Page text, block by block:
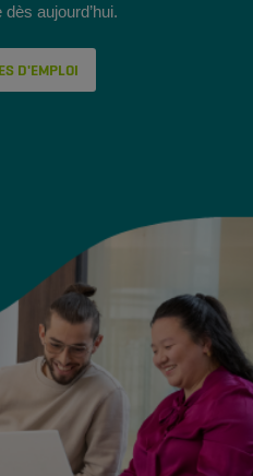
aujourd’hui.
D'EMPLOI